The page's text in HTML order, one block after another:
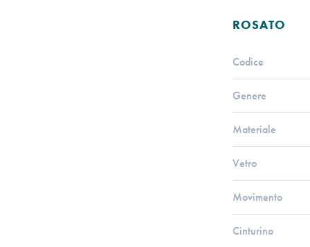
ROSATO
Codice
Genere
Materiale
Vetro
Movimento
Cinturino